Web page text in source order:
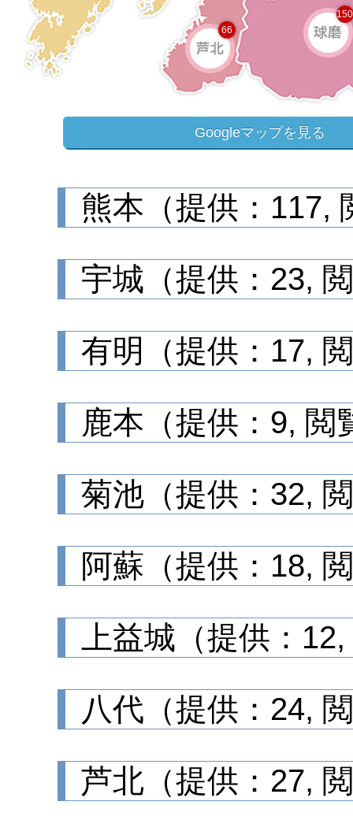
66
150
Googleマップを見る
熊本（提供：117,
宇城（提供：23,
有明（提供：17,
鹿本（提供：9, 閲
菊池（提供：32,
阿蘇（提供：18,
上益城（提供：
八代（提供：24,
芦北（提供：27,